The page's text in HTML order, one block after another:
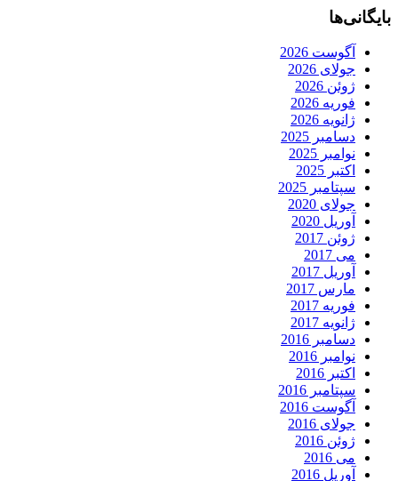
بایگانی‌ها
آگوست 2026
جولای 2026
ژوئن 2026
فوریه 2026
ژانویه 2026
دسامبر 2025
نوامبر 2025
اکتبر 2025
سپتامبر 2025
جولای 2020
آوریل 2020
ژوئن 2017
می 2017
آوریل 2017
مارس 2017
فوریه 2017
ژانویه 2017
دسامبر 2016
نوامبر 2016
اکتبر 2016
سپتامبر 2016
آگوست 2016
جولای 2016
ژوئن 2016
می 2016
آوریل 2016